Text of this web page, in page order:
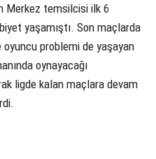
Merkez temsilcisi ilk 6
yaşamıştı. Son maçlarda
problemi de yaşayan
oynayacağı
ligde kalan maçlara devam